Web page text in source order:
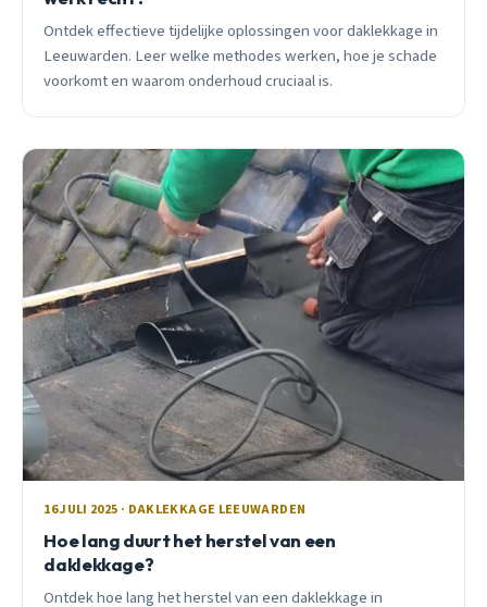
Ontdek effectieve tijdelijke oplossingen voor daklekkage in
Leeuwarden. Leer welke methodes werken, hoe je schade
voorkomt en waarom onderhoud cruciaal is.
16 JULI 2025 · DAKLEKKAGE LEEUWARDEN
Hoe lang duurt het herstel van een
daklekkage?
Ontdek hoe lang het herstel van een daklekkage in